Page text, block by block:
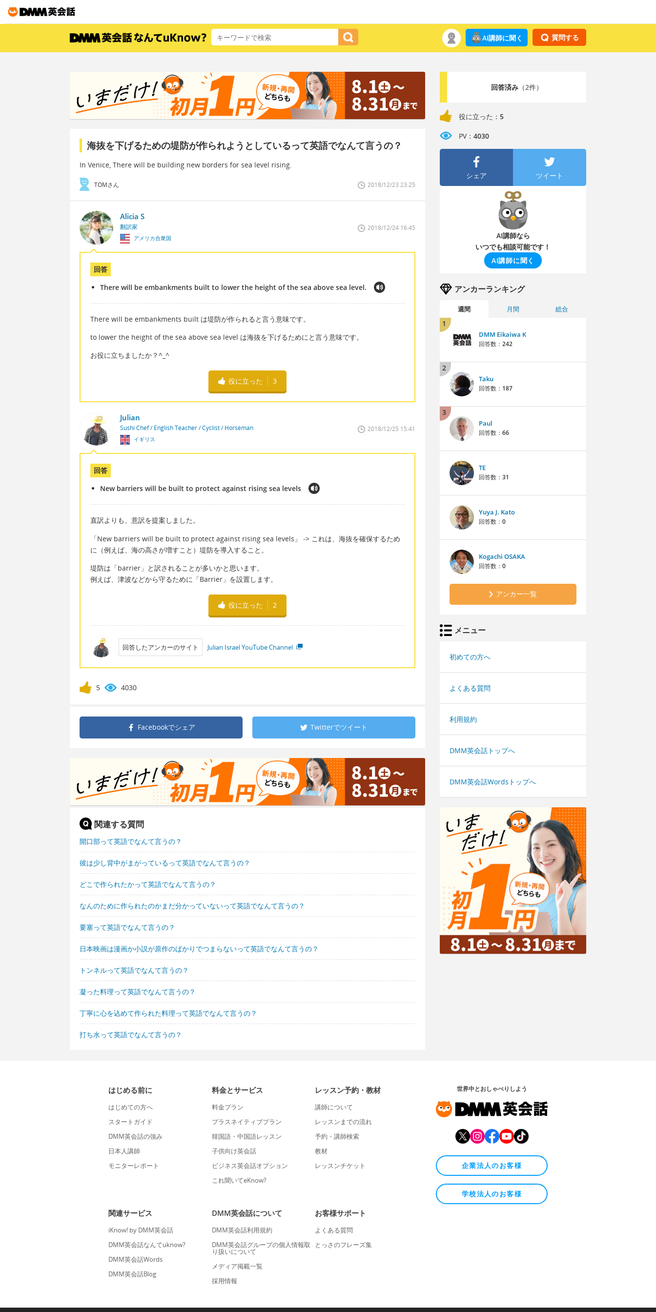
質問する
AI講師に聞く
海抜を下げるための堤防が作られようとしているって英語でなんて言うの？
In Venice, There will be building new borders for sea level rising.
TOMさん 2018/12/23 23:25
Alicia S
翻訳家
アメリカ合衆国
2018/12/24 16:45
回答
There will be embankments built to lower the height of the sea above sea level.
There will be embankments built は堤防が作られると言う意味です。
to lower the height of the sea above sea level は海抜を下げるためにと言う意味です。
お役に立ちましたか？^_^
役に立った 3
Julian
Sushi Chef / English Teacher / Cyclist / Horseman
イギリス
2018/12/25 15:41
回答
New barriers will be built to protect against rising sea levels
直訳よりも、意訳を提案しました。
「New barriers will be built to protect against rising sea levels」 -> これは、海抜を確保するため
に（例えば、海の高さが増すこと）堤防を導入すること。
堤防は「barrier」と訳されることが多いかと思います。
例えば、津波などから守るために「Barrier」を設置します。
役に立った 2
回答したアンカーのサイト Julian Israel YouTube Channel
5 4030
Facebookでシェア Twitterでツイート
関連する質問
開口部って英語でなんて言うの？
彼は少し背中がまがっているって英語でなんて言うの？
どこで作られたかって英語でなんて言うの？
なんのために作られたのかまだ分かっていないって英語でなんて言うの？
要塞って英語でなんて言うの？
日本映画は漫画か小説が原作のばかりでつまらないって英語でなんて言うの？
トンネルって英語でなんて言うの？
凝った料理って英語でなんて言うの？
丁寧に心を込めて作られた料理って英語でなんて言うの？
打ち水って英語でなんて言うの？
回答済み（2件）
役に立った： 5
PV： 4030
シェア ツイート
AI講師なら
いつでも相談可能です！
AI講師に聞く
アンカーランキング
週間 月間 総合
1
DMM Eikaiwa K
回答数： 242
2
Taku
回答数： 187
3
Paul
回答数： 66
TE
回答数： 31
Yuya J. Kato
回答数： 0
Kogachi OSAKA
回答数： 0
アンカー一覧
メニュー
初めての方へ
よくある質問
利用規約
DMM英会話トップへ
DMM英会話Wordsトップへ
はじめる前に
はじめての方へ
スタートガイド
DMM英会話の強み
日本人講師
モニターレポート
料金とサービス
料金プラン
プラスネイティブプラン
韓国語・中国語レッスン
子供向け英会話
ビジネス英会話オプション
これ聞いてeKnow?
レッスン予約・教材
講師について
レッスンまでの流れ
予約・講師検索
教材
レッスンチケット
関連サービス
iKnow! by DMM英会話
DMM英会話なんてuknow?
DMM英会話Words
DMM英会話Blog
DMM英会話について
DMM英会話利用規約
DMM英会話グループの個人情報取
り扱いについて
メディア掲載一覧
採用情報
お客様サポート
よくある質問
とっさのフレーズ集
世界中とおしゃべりしよう
企業法人のお客様
学校法人のお客様